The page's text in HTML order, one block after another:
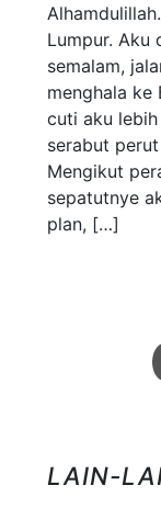
Lumpur. Aku
semalam,
menghala ke
cuti aku
serabut
Mengikut
sepatutnye
plan, […]
LAIN-